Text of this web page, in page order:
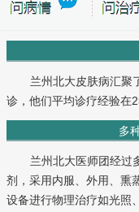
兰州北大皮肤病汇聚
诊，他们平均诊疗经验在
多
兰州北大医师团经过
剂，采用内服、外用、熏
设备进行物理治疗如光照